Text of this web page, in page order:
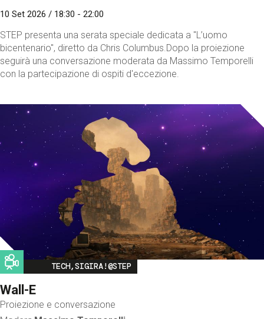
10 Set 2026 / 18:30 - 22:00
STEP presenta una serata speciale dedicata a "L’uomo
bicentenario", diretto da Chris Columbus.Dopo la proiezione
seguirà una conversazione moderata da Massimo Temporelli
con la partecipazione di ospiti d'eccezione.
Image
TECH,SIGIRA!@STEP
Wall-E
Proiezione e conversazione